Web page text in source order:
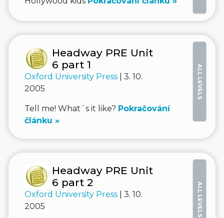
ALL LEVELS
Headway PRE Unit
6 part 1
Oxford University Press
| 3. 10.
2005
Tell me! What´s it like? Pokračování
článku »
ALL LEVELS
Headway PRE Unit
6 part 2
Oxford University Press
| 3. 10.
2005